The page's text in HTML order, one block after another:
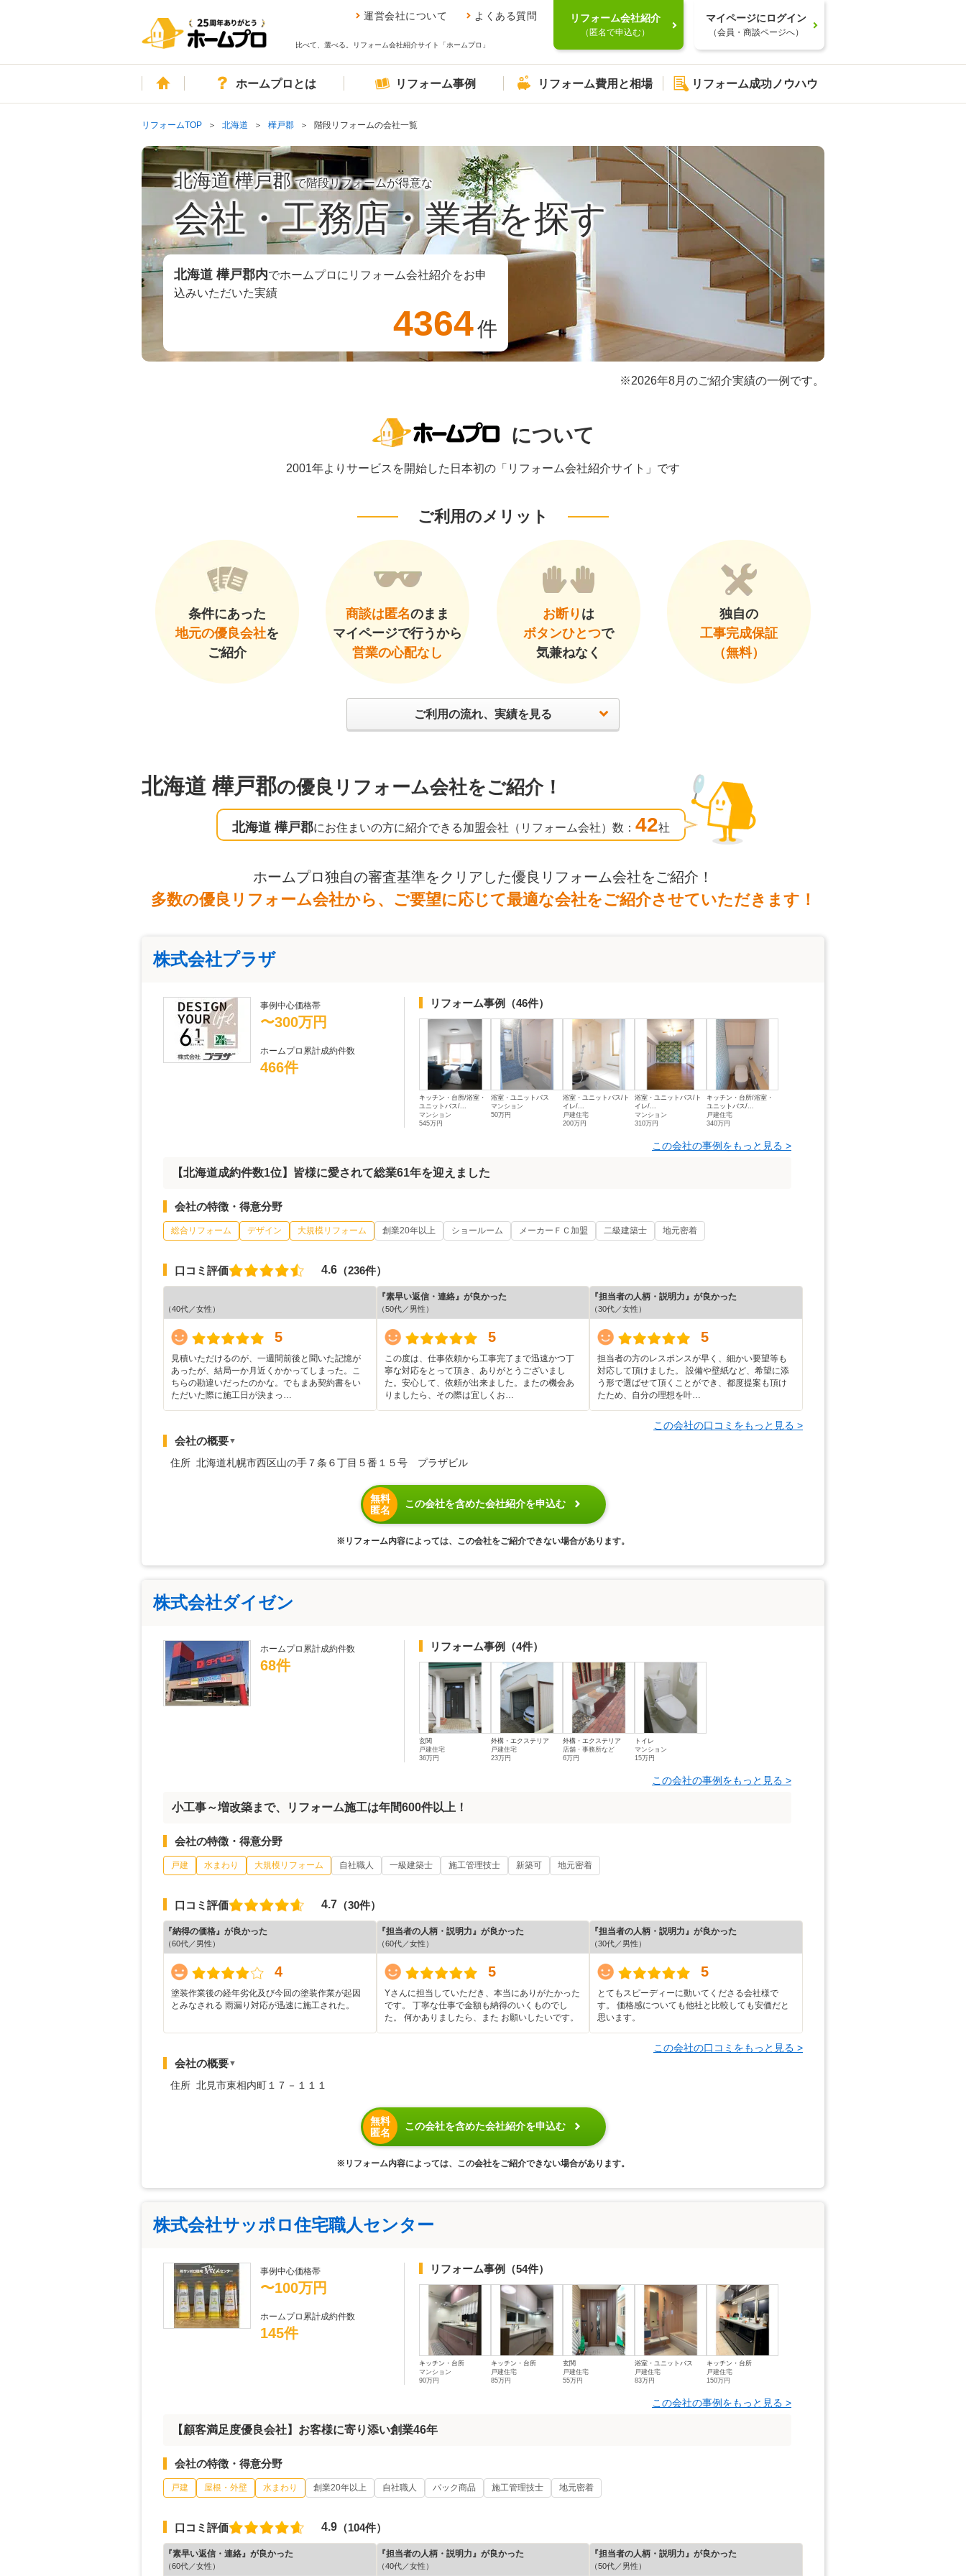
運営会社について よくある質問
比べて、選べる。リフォーム会社紹介サイト「ホームプロ」
リフォーム会社紹介
（匿名で申込む）
マイページにログイン
（会員・商談ページへ）
ホームホームプロとは リフォーム事例 リフォーム費用と相場 リフォーム成功ノウハウ
リフォームTOP 北海道 樺戸郡 階段リフォームの会社一覧
北海道 樺戸郡 で階段リフォームが得意な
会社・工務店・業者を探す
北海道 樺戸郡内でホームプロにリフォーム会社紹介をお申
込みいただいた実績
4364件
※2026年8月のご紹介実績の一例です。
について
2001年よりサービスを開始した日本初の「リフォーム会社紹介サイト」です
ご利用のメリット
条件にあった
地元の優良会社を
ご紹介
商談は匿名のまま
マイページで行うから
営業の心配なし
お断り は
ボタンひとつで
気兼ねなく
独自の
工事完成保証
（無料）
ご利用の流れ、実績を見る
北海道 樺戸郡の優良リフォーム会社をご紹介！
北海道 樺戸郡にお住まいの方に紹介できる加盟会社（リフォーム会社）数： 42社
ホームプロ独自の審査基準をクリアした優良リフォーム会社をご紹介！
多数の優良リフォーム会社から、ご要望に応じて最適な会社をご紹介させていただきます！
株式会社プラザ
事例中心価格帯
〜300万円
ホームプロ累計成約件数
466件
リフォーム事例 （46件）
キッチン・台所/浴室・
ユニットバス/...
マンション
545万円
浴室・ユニットバス
マンション
50万円
浴室・ユニットバス/ト
イレ/...
戸建住宅
200万円
浴室・ユニットバス/ト
イレ/...
マンション
310万円
キッチン・台所/浴室・
ユニットバス/...
戸建住宅
340万円
この会社の事例をもっと見る >
【北海道成約件数1位】皆様に愛されて総業61年を迎えました
会社の特徴・得意分野
総合リフォーム デザイン 大規模リフォーム 創業20年以上 ショールーム メーカーＦＣ加盟 二級建築士 地元密着
口コミ評価 4.6 （236件）
（40代／女性）
5
見積いただけるのが、一週間前後と聞いた記憶が
あったが、結局一か月近くかかってしまった。こ
ちらの勘違いだったのかな。でもまあ契約書をい
ただいた際に施工日が決まっ…
『素早い返信・連絡』が良かった
（50代／男性）
5
この度は、仕事依頼から工事完了まで迅速かつ丁
寧な対応をとって頂き、ありがとうございまし
た。安心して、依頼が出来ました。またの機会あ
りましたら、その際は宜しくお…
『担当者の人柄・説明力』が良かった
（30代／女性）
5
担当者の方のレスポンスが早く、細かい要望等も
対応して頂けました。 設備や壁紙など、希望に添
う形で選ばせて頂くことができ、都度提案も頂け
たため、自分の理想を叶…
この会社の口コミをもっと見る >
会社の概要▼
住所 北海道札幌市西区山の手７条６丁目５番１５号 プラザビル
無料
匿名
この会社を含めた会社紹介を申込む
※リフォーム内容によっては、この会社をご紹介できない場合があります。
株式会社ダイゼン
ホームプロ累計成約件数
68件
リフォーム事例 （4件）
玄関
戸建住宅
36万円
外構・エクステリア
戸建住宅
23万円
外構・エクステリア
店舗・事務所など
6万円
トイレ
マンション
15万円
この会社の事例をもっと見る >
小工事～増改築まで、リフォーム施工は年間600件以上！
会社の特徴・得意分野
戸建 水まわり 大規模リフォーム 自社職人 一級建築士 施工管理技士 新築可 地元密着
口コミ評価 4.7 （30件）
『納得の価格』が良かった
（60代／男性）
4
塗装作業後の経年劣化及び今回の塗装作業が起因
とみなされる 雨漏り対応が迅速に施工された。
『担当者の人柄・説明力』が良かった
（60代／女性）
5
Yさんに担当していただき、本当にありがたかった
です。 丁寧な仕事で金額も納得のいくものでし
た。 何かありましたら、また お願いしたいです。
『担当者の人柄・説明力』が良かった
（30代／男性）
5
とてもスピーディーに動いてくださる会社様で
す。 価格感についても他社と比較しても安価だと
思います。
この会社の口コミをもっと見る >
会社の概要▼
住所 北見市東相内町１７－１１１
無料
匿名
この会社を含めた会社紹介を申込む
※リフォーム内容によっては、この会社をご紹介できない場合があります。
株式会社サッポロ住宅職人センター
事例中心価格帯
〜100万円
ホームプロ累計成約件数
145件
リフォーム事例 （54件）
キッチン・台所
マンション
90万円
キッチン・台所
戸建住宅
85万円
玄関
戸建住宅
55万円
浴室・ユニットバス
戸建住宅
83万円
キッチン・台所
戸建住宅
150万円
この会社の事例をもっと見る >
【顧客満足度優良会社】お客様に寄り添い創業46年
会社の特徴・得意分野
戸建 屋根・外壁 水まわり 創業20年以上 自社職人 パック商品 施工管理技士 地元密着
口コミ評価 4.9 （104件）
『素早い返信・連絡』が良かった
（60代／女性）
『担当者の人柄・説明力』が良かった
（40代／女性）
『担当者の人柄・説明力』が良かった
（50代／男性）